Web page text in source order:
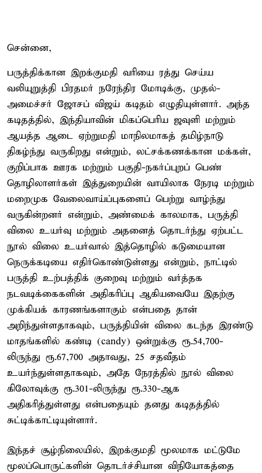
சென்னை,
பருத்திக்கான இறக்குமதி வரியை ரத்து செய்ய
வலியுறுத்தி பிரதமர் நரேந்திர மோடிக்கு, முதல்-
அமைச்சர் ஜோசப் விஜய் கடிதம் எழுதியுள்ளார். அந்த
கடிதத்தில், இந்தியாவின் மிகப்பெரிய ஜவுளி மற்றும்
ஆயத்த ஆடை ஏற்றுமதி மாநிலமாகத் தமிழ்நாடு
திகழ்ந்து வருகிறது என்றும், லட்சக்கணக்கான மக்கள்,
குறிப்பாக ஊரக மற்றும் பகுதி-நகர்ப்புறப் பெண்
தொழிலாளர்கள் இத்துறையின் வாயிலாக நேரடி மற்றும்
மறைமுக வேலைவாய்ப்புகளைப் பெற்று வாழ்ந்து
வருகின்றனர் என்றும், அண்மைக் காலமாக, பருத்தி
விலை உயர்வு மற்றும் அதனைத் தொடர்ந்து ஏற்பட்ட
நூல் விலை உயர்வால் இத்தொழில் கடுமையான
நெருக்கடியை எதிர்கொண்டுள்ளது என்றும், நாட்டில்
பருத்தி உற்பத்திக் குறைவு மற்றும் வர்த்தக
நடவடிக்கைகளின் அதிகரிப்பு ஆகியவையே இதற்கு
முக்கியக் காரணங்களாகும் என்பதை தான்
அறிந்துள்ளதாகவும், பருத்தியின் விலை கடந்த இரண்டு
மாதங்களில் கண்டி (candy) ஒன்றுக்கு ரூ.54,700-
லிருந்து ரூ.67,700 அதாவது, 25 சதவீதம்
உயர்ந்துள்ளதாகவும், அதே நேரத்தில் நூல் விலை
கிலோவுக்கு ரூ.301-லிருந்து ரூ.330-ஆக
அதிகரித்துள்ளது என்பதையும் தனது கடிதத்தில்
சுட்டிக்காட்டியுள்ளார்.
இந்தச் சூழ்நிலையில், இறக்குமதி மூலமாக மட்டுமே
மூலப்பொருட்களின் தொடர்ச்சியான விநியோகத்தை